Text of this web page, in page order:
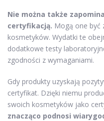
Nie można także
certyfikacją. Mogą one być
kosmetyków. Wydatki te
dodatkowe testy
zgodności z wymaganiami.
Gdy produkty uzyskają
certyfikat. Dzięki niemu
swoich kosmetyków jako
znacząco podnosi